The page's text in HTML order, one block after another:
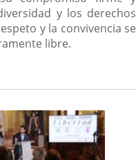
y los derechos
y la convivencia se
libre.